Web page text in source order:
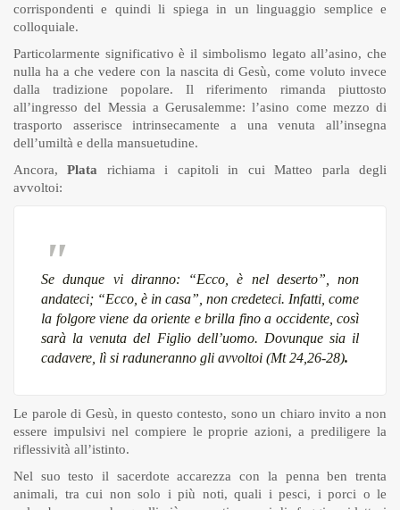
corrispondenti e quindi li spiega in un linguaggio semplice e
colloquiale.
Particolarmente significativo è il simbolismo legato all’asino, che
nulla ha a che vedere con la nascita di Gesù, come voluto invece
dalla tradizione popolare. Il riferimento rimanda piuttosto
all’ingresso del Messia a Gerusalemme: l’asino come mezzo di
trasporto asserisce intrinsecamente a una venuta all’insegna
dell’umiltà e della mansuetudine.
Ancora,Plata richiama i capitoli in cui Matteo parla degli
avvoltoi:
Se dunque vi diranno: “Ecco, è nel deserto”, non
andateci; “Ecco, è in casa”, non credeteci. Infatti, come
la folgore viene da oriente e brilla fino a occidente, così
sarà la venuta del Figlio dell’uomo. Dovunque sia il
cadavere, lì si raduneranno gli avvoltoi (Mt 24,26-28).
Le parole di Gesù, in questo contesto, sono un chiaro invito a non
essere impulsivi nel compiere le proprie azioni, a prediligere la
riflessività all’istinto.
Nel suo testo il sacerdote accarezza con la penna ben trenta
animali, tra cui non solo i più noti, quali i pesci, i porci o le